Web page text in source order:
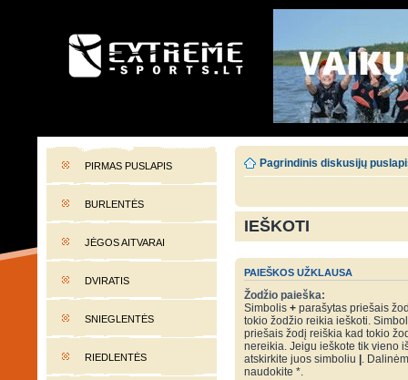
EXTREME-SPORTS.LT
PIRMAS PUSLAPIS
BURLENTĖS
JĖGOS AITVARAI
DVIRATIS
SNIEGLENTĖS
RIEDLENTĖS
Pagrindinis diskusijų
IEŠKOTI
PAIEŠKOS UŽKLAUSA
Žodžio paieška:
Simbolis + parašytas priešais
tokio žodžio reikia ieškoti.
priešais žodį reiškia kad tokio
nereikia. Jeigu ieškote tik vieno
atskirkite juos simboliu .
naudokite *.